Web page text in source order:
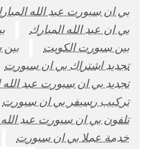
بي ان سبورت عبد الله
بي ان عبد الله المبارك
بين سبورت الكويت
بين
تجديد اشتراك بي ان سبورت
تجديد بي ان سبورت عبد الله
تركيب رسيفر بي ان سبورت
تلفون بي ان سبورت عبد الله
خدمة عملا بي ان سبورت